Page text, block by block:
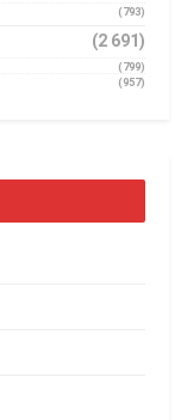
(793)
(2 691)
(799)
(957)